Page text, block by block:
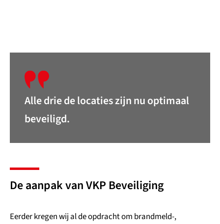
Alle drie de locaties zijn nu optimaal
beveiligd.
De aanpak van VKP Beveiliging
Eerder kregen wij al de opdracht om brandmeld-,